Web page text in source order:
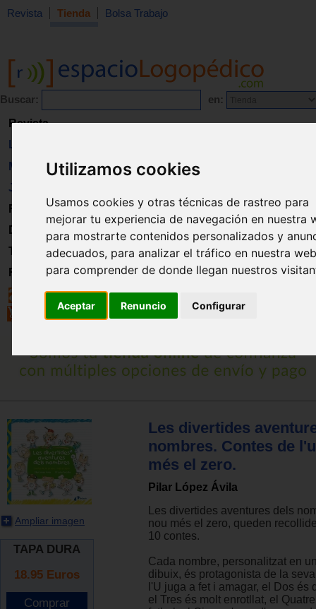
Utilizamos cookies
Usamos cookies y otras técnicas de rastreo para
mejorar tu experiencia de navegación en nuestra
para mostrarte contenidos personalizados y
adecuados, para analizar el tráfico en nuestra
para comprender de donde llegan nuestros
Aceptar Renuncio Configurar
Revista Tienda Bolsa Trabajo
Buscar: en:
Revista
Libros
Material
Juguetes
Formación
Directorio
Trabajo
Registro
Ampliar imagen
TAPA DURA
18.95 Euros
Les divertides
nombres. Contes de
més el zero.
Pilar López Ávila
Les divertides aventures dels
nou més el zero, queden
10 contes.
Cada nombre, personalitzat en
dibuix, és protagonista de la
l'U juga a fet i amagar, el Dos és
el Tres és molt enrotllat, el